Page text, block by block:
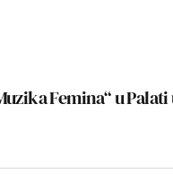
Femina“ u